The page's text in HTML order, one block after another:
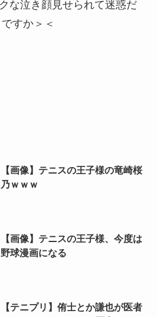
な泣き顔見せられて迷惑だ
すか＞＜
【画像】テニスの王子様の竜崎桜
乃ｗｗｗ
【画像】テニスの王子様、今度は
野球漫画になる
【テニプリ】侑士とか謙也が医者